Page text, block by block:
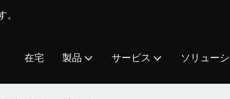
。
在宅 製品 サービス ソリュー